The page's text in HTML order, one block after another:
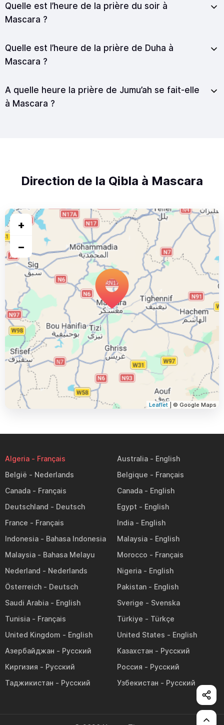
Quelle est l’heure de la prière du soir à
Mascara ?
Quelle est l’heure de la prière de Duha à
Mascara ?
A quelle heure la prière de Jumu’ah se fait-elle
à Mascara ?
Direction de la Qibla à Mascara
+
−
Leaflet | © Google Maps
Algeria
Australia
België
Belgique
Canada
Canada
Deutschland
Egypt
France
India
Indonesia
Malaysia
Malaysia
Morocco
Nederland
Nigeria
Österreich
Pakistan
Saudi Arabia
Sverige
Tunisia
Türkiye
United Kingdom
United States
Азербайджан
Казахстан
Киргизия
Россия
Таджикистан
Узбекистан